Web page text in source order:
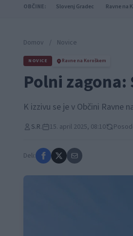
OBČINE: Slovenj Gradec Ravne na
Domov / Novice
NOVICE Ravne na Koroškem
Polni
K izzivu se je v Občini Ravne
S.R. 15. april 2025, 08:10
Deli: